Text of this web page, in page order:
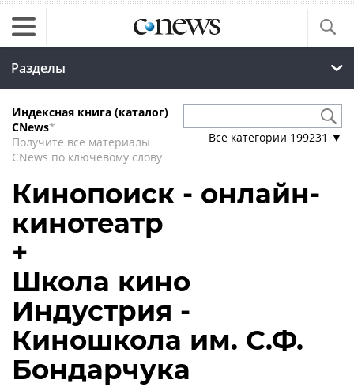
Разделы
Индексная книга (каталог)
CNews*
Получите все материалы
CNews по ключевому слову
Все категории 199231 ▼
Кинопоиск - онлайн-
кинотеатр
+
Школа кино
Индустрия -
Киношкола им. С.Ф.
Бондарчука